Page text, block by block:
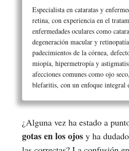
Especialista en cataratas y
retina, con experiencia en el
enfermedades oculares como
degeneración macular y
padecimientos de la córnea,
miopía, hipermetropía y
afecciones comunes como ojo
blefaritis, con un enfoque integral
¿Alguna vez ha estado a
gotas en los ojosy ha